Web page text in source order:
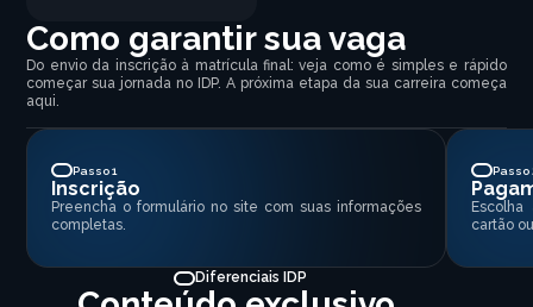
Como garantir sua vaga
Do envio da inscrição à matrícula final: veja como é simples e rápido
começar sua jornada no IDP. A próxima etapa da sua carreira começa
aqui.
Passo 1
Inscrição
Preencha o formulário no site com suas informações
completas.
Passo
cartão
Diferenciais IDP